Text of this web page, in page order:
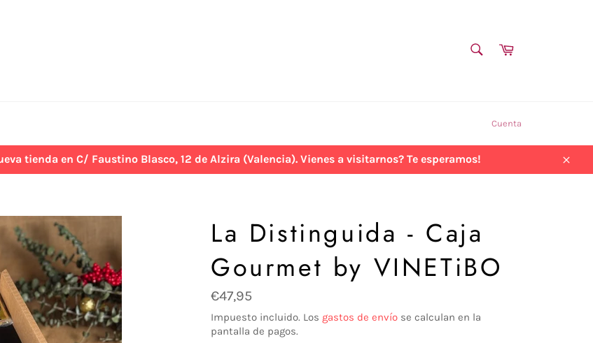
Carrito
Cuenta
tienda en C/ Faustino Blasco, 12 de Alzira (Valencia). Vienes a visitarnos? Te esperamos!
La Distinguida - Caja
Gourmet by VINETiBO
Precio
habitual
€47,95
Impuesto incluido. Los gastos de envío se calculan en la
pantalla de pagos.